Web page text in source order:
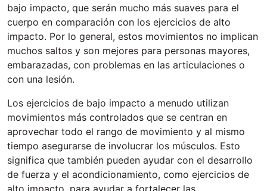
bajo impacto, que serán mucho más suaves para el
cuerpo en comparación con los ejercicios de alto
impacto. Por lo general, estos movimientos no implican
muchos saltos y son mejores para personas mayores,
embarazadas, con problemas en las articulaciones o
con una lesión.
Los ejercicios de bajo impacto a menudo utilizan
movimientos más controlados que se centran en
aprovechar todo el rango de movimiento y al mismo
tiempo asegurarse de involucrar los músculos. Esto
significa que también pueden ayudar con el desarrollo
de fuerza y el acondicionamiento, como ejercicios de
alto impacto, para ayudar a fortalecer las